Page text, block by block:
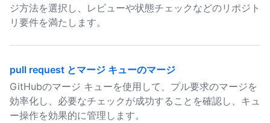
ジ方法を選択し、レビューや状態チェックなどのリポジト
リ要件を満たします。
pull request とマージ キューのマージ
GitHubのマージ キューを使用して、プル要求のマージを
効率化し、必要なチェックが成功することを確認し、キュ
ー操作を効果的に管理します。